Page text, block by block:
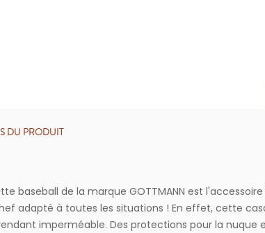
DU PRODUIT
baseball de la marque GOTTMANN est
adapté à toutes les situations ! En effet, cette
rendant imperméable. Des protections pour la